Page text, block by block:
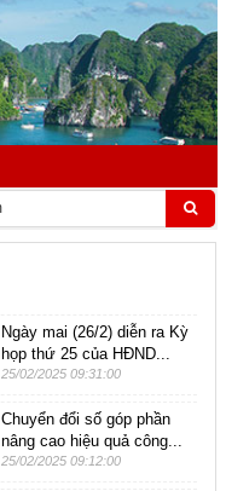
Ngày mai (26/2) diễn ra Kỳ
họp thứ 25 của HĐND...
25/02/2025 09:31:00
Chuyển đổi số góp phần
nâng cao hiệu quả công...
25/02/2025 09:12:00